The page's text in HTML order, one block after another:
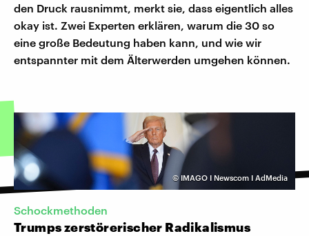
den Druck rausnimmt, merkt sie, dass eigentlich alles
okay ist. Zwei Experten erklären, warum die 30 so
eine große Bedeutung haben kann, und wie wir
entspannter mit dem Älterwerden umgehen können.
©IMAGO I Newscom I AdMedia
Schockmethoden
Trumps zerstörerischer Radikalismus